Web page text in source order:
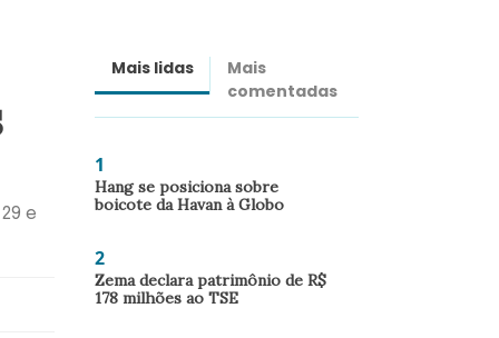
e
Mais lidas
Mais
comentadas
1
Hang se posiciona sobre
boicote da Havan à Globo
2
Zema declara patrimônio de R$
178 milhões ao TSE